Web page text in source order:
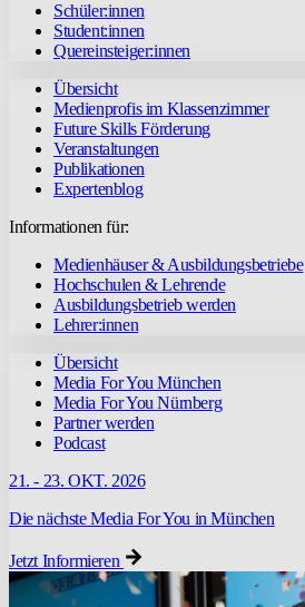
Schüler:innen
Student:innen
Quereinsteiger:innen
Übersicht
Medienprofis im Klassenzimmer
Future Skills Förderung
Veranstaltungen
Publikationen
Expertenblog
Informationen für:
Medienhäuser & Ausbildungsbetriebe
Hochschulen & Lehrende
Ausbildungsbetrieb werden
Lehrer:innen
Übersicht
Media For You München
Media For You Nürnberg
Partner werden
Podcast
21. - 23. OKT. 2026
Die nächste Media For You in München
Jetzt Informieren